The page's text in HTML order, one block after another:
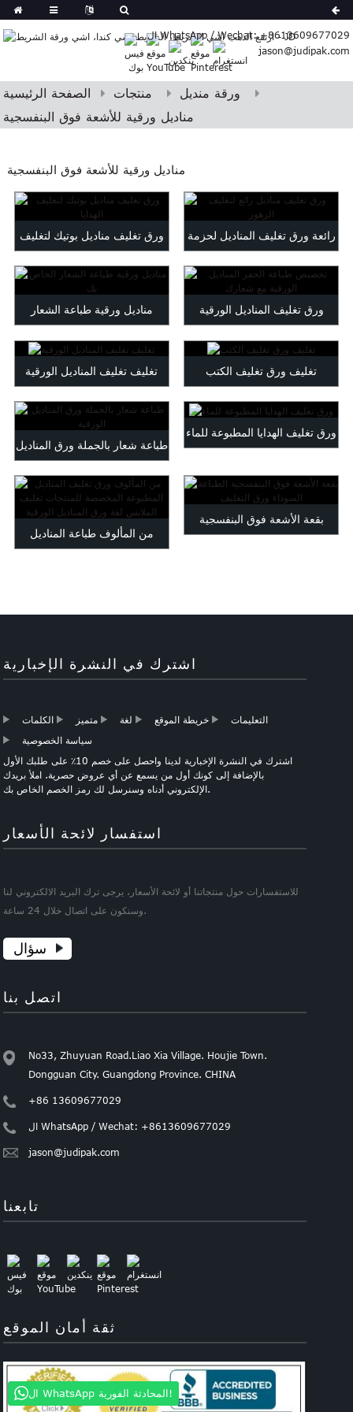
ال WhatsApp / Wechat: +8613609677029
jason@judipak.com
Japanese
Czech
Lao
Bulgarian
Croatian
Gujarati
Igbo
Burmese
Persian
Samoan
Thai
Zulu
الصفحة الرئيسية منتجات
ورقة منديل
مناديل ورقية للأشعة فوق البنفسجية
مناديل ورقية للأشعة فوق البنفسجية
ورق تغليف مناديل بوتيك لتغليف
الهدايا
رائعة ورق تغليف المناديل لحزمة
الزهور ...
مناديل ورقية طباعة الشعار
الخاص بك
ورق تغليف المناديل الورقية
حسب الطلب
تغليف تغليف المناديل الورقية تغليف ورق تغليف الكتب
طباعة شعار بالجملة ورق المناديل
الورقية
ورق تغليف الهدايا المطبوعة للماء
من المألوف طباعة المناديل
بقعة الأشعة فوق البنفسجية
اشترك في النشرة الإخبارية
الكلمات متميز لغة خريطة الموقع
التعليمات
سياسة الخصوصية
اشترك في النشرة الإخبارية لدينا واحصل على خصم 10٪ على طلبك الأول
بالإضافة إلى كونك أول من يسمع عن أي عروض حصرية. املأ بريدك
الإلكتروني أدناه وسنرسل لك رمز الخصم الخاص بك.
استفسار لائحة الأسعار
للاستفسارات حول منتجاتنا أو لائحة الأسعار، يرجى ترك البريد الالكتروني لنا
وسنكون على اتصال خلال 24 ساعة.
سؤال
اتصل بنا
No33, Zhuyuan Road.Liao Xia Village. Houjie Town.
Dongguan City. Guangdong Province. CHINA
+86 13609677029
ال WhatsApp / Wechat: +8613609677029
jason@judipak.com
تابعنا
ثقة أمان الموقع
ال WhatsApp المحادثة الفورية!